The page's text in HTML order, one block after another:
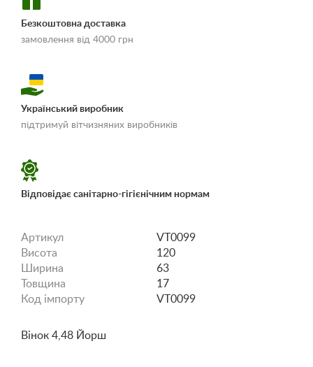
Безкоштовна доставка
замовлення від 4000 грн
«Умови доставки і
Український виробник
підтримуй вітчизняних виробників
Відповідає санітарно-гігієнічним нормам
Артикул
VT0099
Висота
120
Ширина
63
Товщина
17
Код імпорту
VT0099
Вінок 4,48 Йорш